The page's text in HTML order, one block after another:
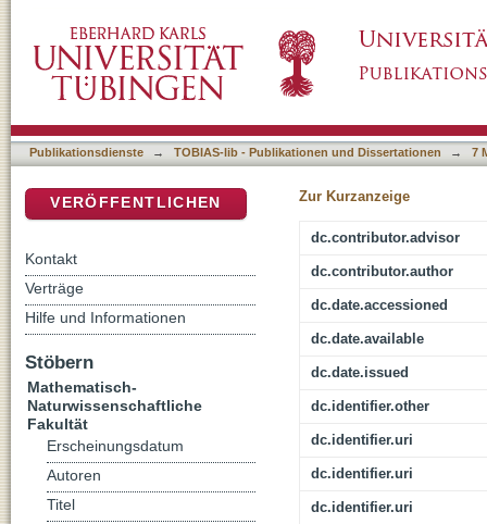
and Biological Processes by Reactive-
Publikationsdienste → TOBIAS-lib - Publikationen und Dissertationen → 7
Zur Kurzanzeige
dc.contributor.advisor
dc.contributor.author
dc.date.accessioned
dc.date.available
dc.date.issued
dc.identifier.other
dc.identifier.uri
dc.identifier.uri
dc.identifier.uri
VERÖFFENTLICHEN
Kontakt
Verträge
Hilfe und Informationen
Stöbern
Mathematisch-
Naturwissenschaftliche
Fakultät
Erscheinungsdatum
Autoren
Titel